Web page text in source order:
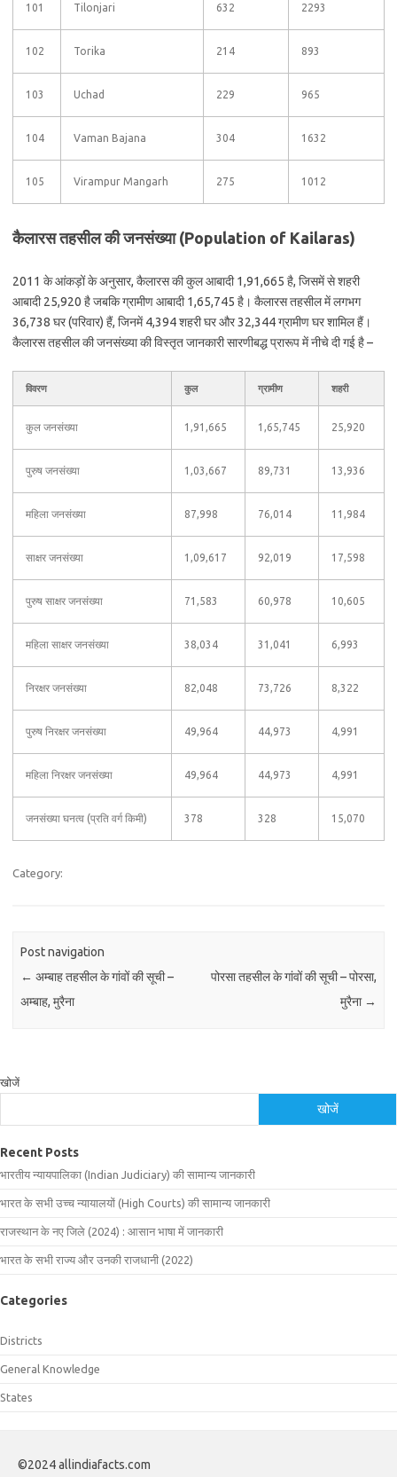
101 Tilonjari 632 2293
102 Torika 214 893
103 Uchad 229 965
104 Vaman Bajana 304 1632
105 Virampur Mangarh 275 1012
कैलारस तहसील की जनसंख्या (Population of Kailaras)
2011 के आंकड़ों के अनुसार, कैलारस की कुल आबादी 1,91,665 है, जिसमें से शहरी
आबादी 25,920 है जबकि ग्रामीण आबादी 1,65,745 है। कैलारस तहसील में लगभग
36,738 घर (परिवार) हैं, जिनमें 4,394 शहरी घर और 32,344 ग्रामीण घर शामिल हैं।
कैलारस तहसील की जनसंख्या की विस्तृत जानकारी सारणीबद्ध प्रारूप में नीचे दी गई है –
विवरण कुल ग्रामीण शहरी
कुल जनसंख्या 1,91,665 1,65,745 25,920
पुरुष जनसंख्या 1,03,667 89,731 13,936
महिला जनसंख्या 87,998 76,014 11,984
साक्षर जनसंख्या 1,09,617 92,019 17,598
पुरुष साक्षर जनसंख्या 71,583 60,978 10,605
महिला साक्षर जनसंख्या 38,034 31,041 6,993
निरक्षर जनसंख्या 82,048 73,726 8,322
पुरुष निरक्षर जनसंख्या 49,964 44,973 4,991
महिला निरक्षर जनसंख्या 49,964 44,973 4,991
जनसंख्या घनत्व (प्रति वर्ग किमी) 378 328 15,070
Category:
Post navigation
← अम्बाह तहसील के गांवों की सूची –
अम्बाह, मुरैना
पोरसा तहसील के गांवों की सूची – पोरसा,
मुरैना →
खोजें
खोजें
Recent Posts
भारतीय न्यायपालिका (Indian Judiciary) की सामान्य जानकारी
भारत के सभी उच्च न्यायालयों (High Courts) की सामान्य जानकारी
राजस्थान के नए जिले (2024) : आसान भाषा में जानकारी
भारत के सभी राज्य और उनकी राजधानी (2022)
Categories
Districts
General Knowledge
States
©2024 allindiafacts.com